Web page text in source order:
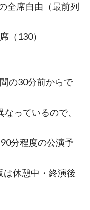
全席自由（最前列
（130）
の30分前からで
っているので、
分程度の公演予
は休憩中・終演後